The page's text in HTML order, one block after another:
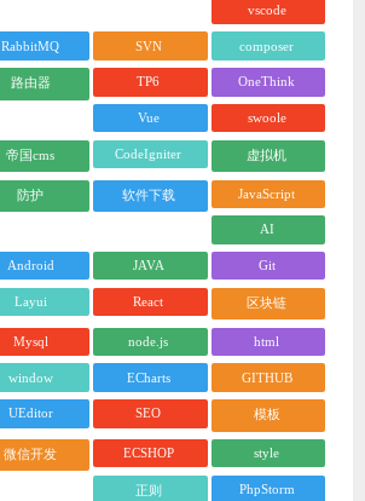
vscode
RabbitMQ SVN composer
路由器 TP6 OneThink
Vue swoole
帝国cms CodeIgniter 虚拟机
防护 软件下载 JavaScript
AI
Android JAVA Git
Layui React 区块链
Mysql node.js html
window ECharts GITHUB
UEditor SEO 模板
微信开发 ECSHOP style
正则 PhpStorm